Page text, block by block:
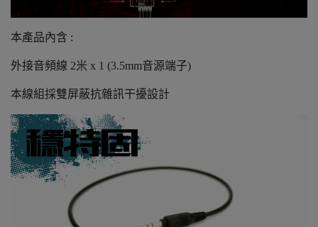
本產品內含 :
外接音頻線 2米 x 1 (3.5mm音源端子)
本線組採雙屏蔽抗雜訊干擾設計